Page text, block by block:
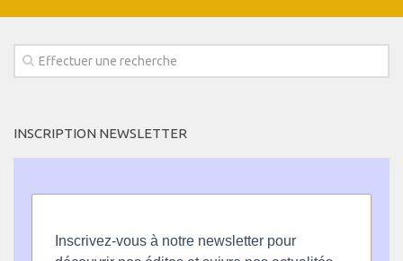
INSCRIPTION NEWSLETTER